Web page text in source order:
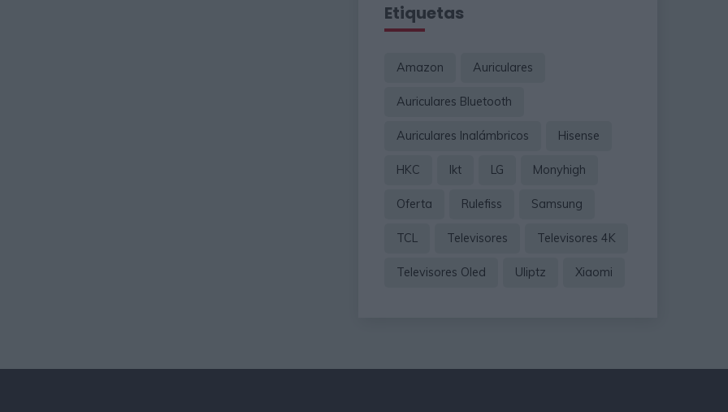
Etiquetas
Amazon Auriculares
Auriculares Bluetooth
Auriculares Inalámbricos Hisense
HKC Ikt LG Monyhigh
Oferta Rulefiss Samsung
TCL Televisores Televisores 4K
Televisores Oled Uliptz Xiaomi